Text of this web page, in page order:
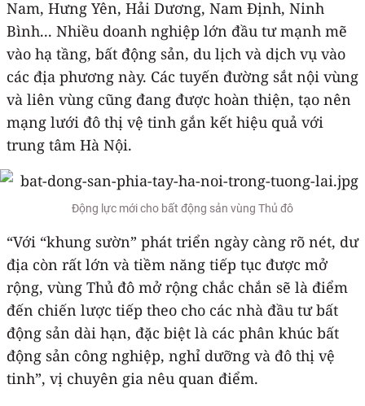
Nam, Hưng Yên, Hải Dương, Nam Định, Ninh
Bình... Nhiều doanh nghiệp lớn đầu tư mạnh mẽ
vào hạ tầng, bất động sản, du lịch và dịch vụ vào
các địa phương này. Các tuyến đường sắt nội vùng
và liên vùng cũng đang được hoàn thiện, tạo nên
mạng lưới đô thị vệ tinh gắn kết hiệu quả với
trung tâm Hà Nội.
Động lực mới cho bất động sản vùng Thủ đô
“Với “khung sườn” phát triển ngày càng rõ nét, dư
địa còn rất lớn và tiềm năng tiếp tục được mở
rộng, vùng Thủ đô mở rộng chắc chắn sẽ là điểm
đến chiến lược tiếp theo cho các nhà đầu tư bất
động sản dài hạn, đặc biệt là các phân khúc bất
động sản công nghiệp, nghỉ dưỡng và đô thị vệ
tinh”, vị chuyên gia nêu quan điểm.